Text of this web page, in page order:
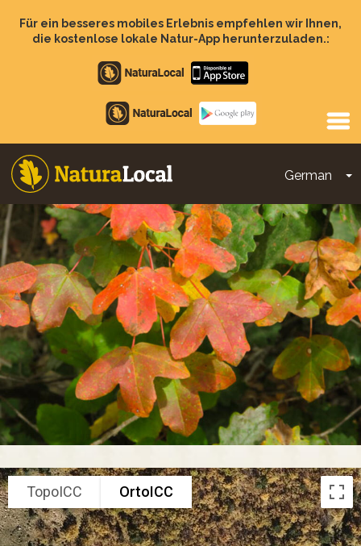
zumFür ein besseres mobiles Erlebnis empfehlen wir Ihnen,
die kostenlose lokale Natur-App herunterzuladen.:
Apple
store
Google
Play
German
Main
navigation
TopoICC OrtoICC